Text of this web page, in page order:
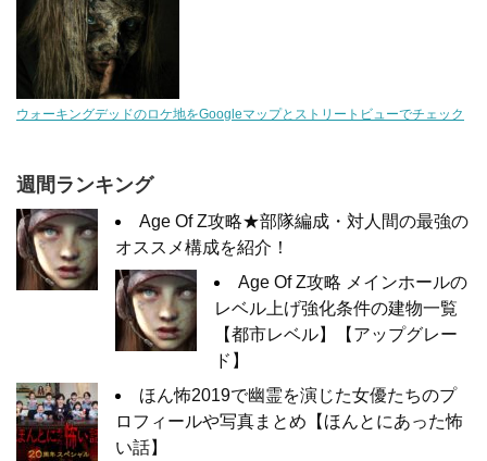
ウォーキングデッドのロケ地をGoogleマップとストリートビューでチェック
週間ランキング
Age Of Z攻略★部隊編成・対人間の最強の
オススメ構成を紹介！
Age Of Z攻略 メインホールの
レベル上げ強化条件の建物一覧
【都市レベル】【アップグレー
ド】
ほん怖2019で幽霊を演じた女優たちのプ
ロフィールや写真まとめ【ほんとにあった怖
い話】